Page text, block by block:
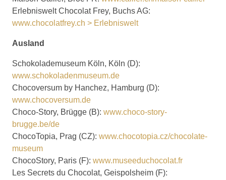
Erlebniswelt Chocolat Frey, Buchs AG:
www.chocolatfrey.ch > Erlebniswelt
Ausland
Schokolademuseum Köln, Köln (D):
www.schokoladenmuseum.de
Chocoversum by Hanchez, Hamburg (D):
www.chocoversum.de
Choco-Story, Brügge (B): www.choco-story-
brugge.be/de
ChocoTopia, Prag (CZ): www.chocotopia.cz/chocolate-
museum
ChocoStory, Paris (F): www.museeduchocolat.fr
Les Secrets du Chocolat, Geispolsheim (F):